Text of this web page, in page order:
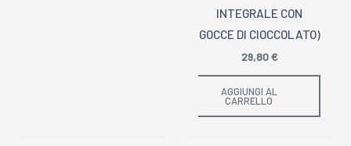
INTEGRALE CON
GOCCE DI CIOCCOLATO)
29,80€
AGGIUNGI AL
CARRELLO